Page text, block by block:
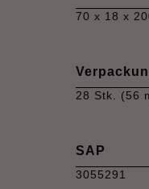
70 x 18 x
28 Stk. (56
SAP
3055291